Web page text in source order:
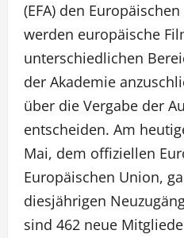
(EFA) den
werden europäische
unterschiedlichen
der Akademie
über die Vergabe der
entscheiden. Am
Mai, dem offiziellen
Europäischen Union,
diesjährigen
sind 462 neue